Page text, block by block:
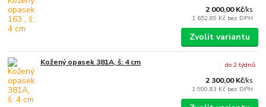
2 000,00 Kč/ks
1 652,89 Kč bez DPH
Zvolit variantu
Kožený opasek 381A, š: 4 cm
2 300,00 Kč/ks
1 900,83 Kč bez DPH
do 2 týdnů